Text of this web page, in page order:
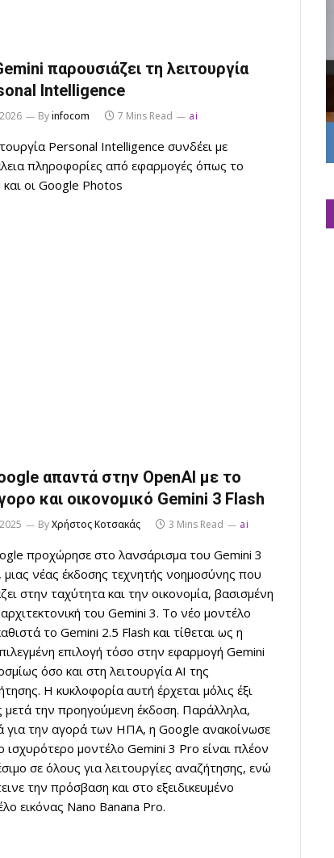
παρουσιάζει τη λειτουργία
Intelligence
Byinfocom 7 Mins Read ai
Personal Intelligence συνδέει με
πληροφορίες από εφαρμογές όπως το
και οι Google Photos
απαντά στην OpenAI με το
και οικονομικό Gemini 3 Flash
ByΧρήστος Κοτσακάς 3 Mins Read ai
προχώρησε στο λανσάρισμα του Gemini 3
μιας νέας έκδοσης τεχνητής νοημοσύνης που
στην ταχύτητα και την οικονομία, βασισμένη
του Gemini 3. Το νέο μοντέλο
το Gemini 2.5 Flash και τίθεται ως η
επιλογή τόσο στην εφαρμογή Gemini
όσο και στη λειτουργία AI της
Η κυκλοφορία αυτή έρχεται μόλις έξι
μετά την προηγούμενη έκδοση. Παράλληλα,
για την αγορά των ΗΠΑ, η Google ανακοίνωσε
ισχυρότερο μοντέλο Gemini 3 Pro είναι πλέον
σε όλους για λειτουργίες αναζήτησης, ενώ
την πρόσβαση και στο εξειδικευμένο
εικόνας Nano Banana Pro.